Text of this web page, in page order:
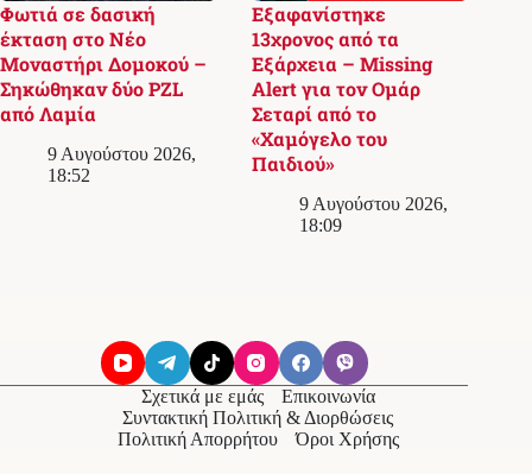
Φωτιά σε δασική
έκταση στο Νέο
Μοναστήρι Δομοκού –
Σηκώθηκαν δύο PZL
από Λαμία
9 Αυγούστου 2026,
18:52
Εξαφανίστηκε
13χρονος από τα
Εξάρχεια – Missing
Alert για τον Ομάρ
Σεταρί από το
«Χαμόγελο του
Παιδιού»
9 Αυγούστου 2026,
18:09
Σχετικά με εμάς
Επικοινωνία
Συντακτική Πολιτική & Διορθώσεις
Πολιτική Απορρήτου
Όροι Χρήσης